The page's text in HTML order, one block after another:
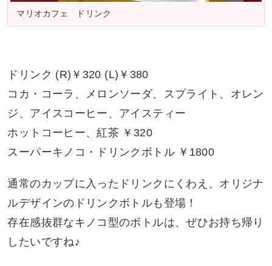
マリオカフェ ドリンク
ドリンク (R)￥320 (L)￥380
コカ・コーラ、メロンソーダ、スプライト、オレン
ジ、アイスコーヒー、アイスティー
ホットコーヒー、紅茶 ￥320
スーパーキノコ・ドリンクボトル ￥1800
通常のカップに入ったドリンクにくわえ、オリジナ
ルデザインのドリンクボトルも登場！
存在感抜群なキノコ型のボトルは、ぜひお持ち帰り
したいですね♪